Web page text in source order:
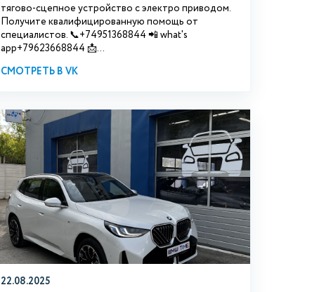
тягово-сцепное устройство с электро приводом.
Получите квалифицированную помощь от
специалистов. 📞+74951368844 📲 what's
app+79623668844 📩...
СМОТРЕТЬ В VK
22.08.2025